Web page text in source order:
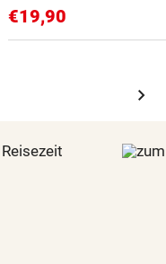
€19,90
chevron_right